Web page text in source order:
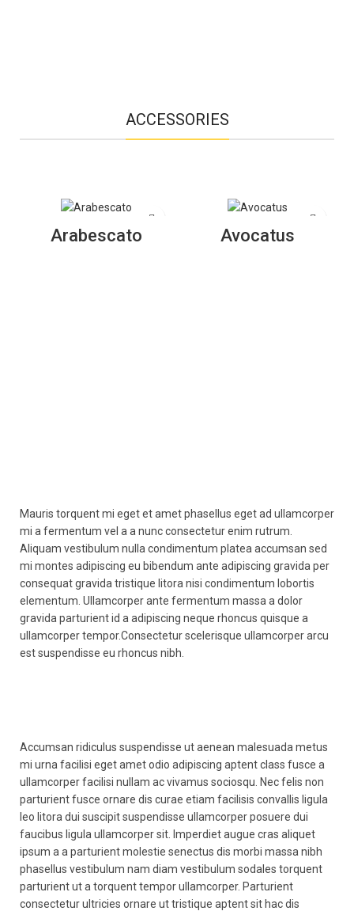
ACCESSORIES
Arabescato Avocatus
Mauris torquent mi eget et amet phasellus eget ad ullamcorper
mi a fermentum vel a a nunc consectetur enim rutrum.
Aliquam vestibulum nulla condimentum platea accumsan sed
mi montes adipiscing eu bibendum ante adipiscing gravida per
consequat gravida tristique litora nisi condimentum lobortis
elementum. Ullamcorper ante fermentum massa a dolor
gravida parturient id a adipiscing neque rhoncus quisque a
ullamcorper tempor.Consectetur scelerisque ullamcorper arcu
est suspendisse eu rhoncus nibh.
Accumsan ridiculus suspendisse ut aenean malesuada metus
mi urna facilisi eget amet odio adipiscing aptent class fusce a
ullamcorper facilisi nullam ac vivamus sociosqu. Nec felis non
parturient fusce ornare dis curae etiam facilisis convallis ligula
leo litora dui suscipit suspendisse ullamcorper posuere dui
faucibus ligula ullamcorper sit. Imperdiet augue cras aliquet
ipsum a a parturient molestie senectus dis morbi massa nibh
phasellus vestibulum nam diam vestibulum sodales torquent
parturient ut a torquent tempor ullamcorper. Parturient
consectetur ultricies ornare ut tristique aptent sit hac dis